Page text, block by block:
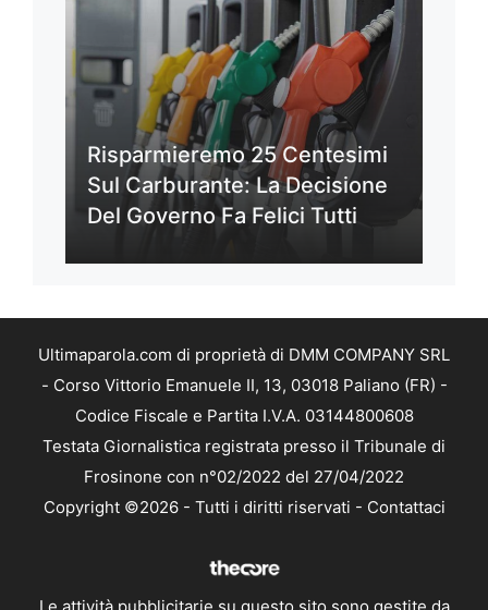
Risparmieremo 25 Centesimi
Sul Carburante: La Decisione
Del Governo Fa Felici Tutti
Ultimaparola.com di proprietà di DMM COMPANY SRL
- Corso Vittorio Emanuele II, 13, 03018 Paliano (FR) -
Codice Fiscale e Partita I.V.A. 03144800608
Testata Giornalistica registrata presso il Tribunale di
Frosinone con n°02/2022 del 27/04/2022
Copyright ©2026 - Tutti i diritti riservati - Contattaci